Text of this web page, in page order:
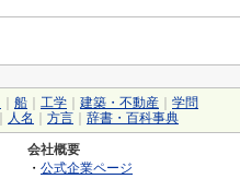
船 工学 建築・不動産
学問
人名 方言 辞書・百科事典
会社概要
・ 公式企業ページ